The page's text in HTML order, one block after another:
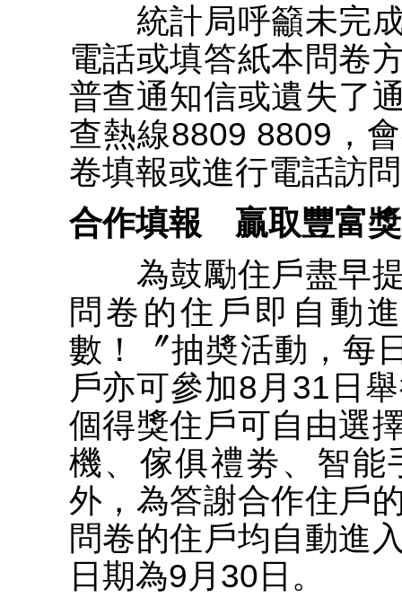
統計局呼籲未完成
電話或填答紙本問卷
普查通知信或遺失了
查熱線8809 8809，
卷填報或進行電話訪
合作填報 贏取豐富
為鼓勵住戶盡早提
問卷的住戶即自動
數！〞抽奬活動，每
戶亦可參加8月31日
個得獎住戶可自由選
機、傢俱禮劵、智能
外，為答謝合作住戶
問卷的住戶均自動進
日期為9月30日。